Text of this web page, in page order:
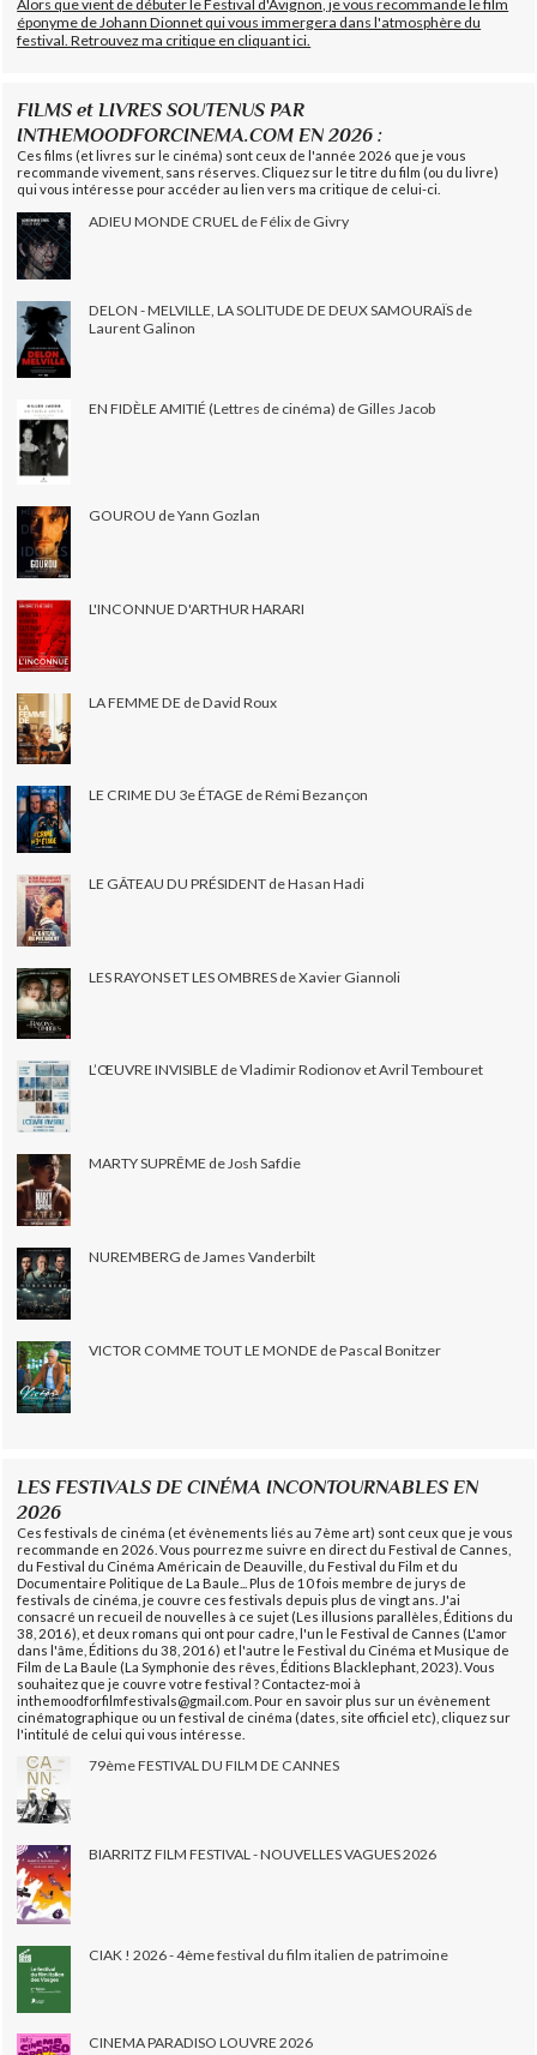
Alors que vient de débuter le Festival d'Avignon, je vous recommande le film
éponyme de Johann Dionnet qui vous immergera dans l'atmosphère du
festival. Retrouvez ma critique en cliquant ici.
FILMS et LIVRES SOUTENUS PAR
INTHEMOODFORCINEMA.COM EN 2026 :
Ces films (et livres sur le cinéma) sont ceux de l'année 2026 que je vous
recommande vivement, sans réserves. Cliquez sur le titre du film (ou du livre)
qui vous intéresse pour accéder au lien vers ma critique de celui-ci.
ADIEU MONDE CRUEL de Félix de Givry
DELON - MELVILLE, LA SOLITUDE DE DEUX SAMOURAÏS de
Laurent Galinon
EN FIDÈLE AMITIÉ (Lettres de cinéma) de Gilles Jacob
GOUROU de Yann Gozlan
L'INCONNUE D'ARTHUR HARARI
LA FEMME DE de David Roux
LE CRIME DU 3e ÉTAGE de Rémi Bezançon
LE GÂTEAU DU PRÉSIDENT de Hasan Hadi
LES RAYONS ET LES OMBRES de Xavier Giannoli
L’ŒUVRE INVISIBLE de Vladimir Rodionov et Avril Tembouret
MARTY SUPRÊME de Josh Safdie
NUREMBERG de James Vanderbilt
VICTOR COMME TOUT LE MONDE de Pascal Bonitzer
LES FESTIVALS DE CINÉMA INCONTOURNABLES EN
2026
Ces festivals de cinéma (et évènements liés au 7ème art) sont ceux que je vous
recommande en 2026. Vous pourrez me suivre en direct du Festival de Cannes,
du Festival du Cinéma Américain de Deauville, du Festival du Film et du
Documentaire Politique de La Baule... Plus de 10 fois membre de jurys de
festivals de cinéma, je couvre ces festivals depuis plus de vingt ans. J'ai
consacré un recueil de nouvelles à ce sujet (Les illusions parallèles, Éditions du
38, 2016), et deux romans qui ont pour cadre, l'un le Festival de Cannes (L'amor
dans l'âme, Éditions du 38, 2016) et l'autre le Festival du Cinéma et Musique de
Film de La Baule (La Symphonie des rêves, Éditions Blacklephant, 2023). Vous
souhaitez que je couvre votre festival ? Contactez-moi à
inthemoodforfilmfestivals@gmail.com. Pour en savoir plus sur un évènement
cinématographique ou un festival de cinéma (dates, site officiel etc), cliquez sur
l'intitulé de celui qui vous intéresse.
79ème FESTIVAL DU FILM DE CANNES
BIARRITZ FILM FESTIVAL - NOUVELLES VAGUES 2026
CIAK ! 2026 - 4ème festival du film italien de patrimoine
CINEMA PARADISO LOUVRE 2026